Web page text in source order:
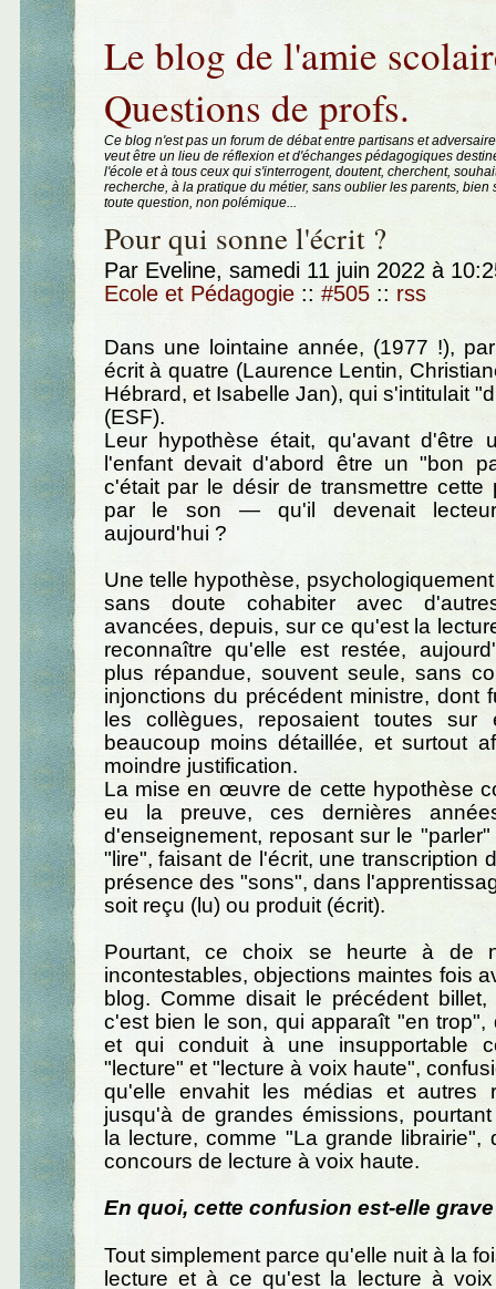
Le blog de l'amie
Questions de profs.
Ce blog n'est pas un forum de débat entre partisans et
veut être un lieu de réflexion et d'échanges pédagogiques
l'école et à tous ceux qui s'interrogent, doutent, cherchent,
recherche, à la pratique du métier, sans oublier les parents, bien
toute question, non polémique...
Pour qui sonne l'écrit ?
Par Eveline, samedi 11 juin 2022 à
Ecole et Pédagogie :: #505 :: rss
Dans une lointaine année, (1977 !),
écrit à quatre (Laurence Lentin,
Hébrard, et Isabelle Jan), qui s'intitulait
(ESF).
Leur hypothèse était, qu'avant d'être
l'enfant devait d'abord être un "bon
c'était par le désir de transmettre
par le son — qu'il devenait
aujourd'hui ?
Une telle hypothèse,
sans doute cohabiter avec
avancées, depuis, sur ce qu'est la
reconnaître qu'elle est restée,
plus répandue, souvent seule, sans
injonctions du précédent ministre, dont
les collègues, reposaient toutes sur
beaucoup moins détaillée, et surtout
moindre justification.
La mise en œuvre de cette hypothèse
eu la preuve, ces dernières
d'enseignement, reposant sur le
"lire", faisant de l'écrit, une transcription
présence des "sons", dans
soit reçu (lu) ou produit (écrit).
Pourtant, ce choix se heurte à de
incontestables, objections maintes fois
blog. Comme disait le précédent
c'est bien le son, qui apparaît "en trop",
et qui conduit à une insupportable
"lecture" et "lecture à voix haute",
qu'elle envahit les médias et autres
jusqu'à de grandes émissions,
la lecture, comme "La grande librairie",
concours de lecture à voix haute.
En quoi, cette confusion est-elle
Tout simplement parce qu'elle nuit à la
lecture et à ce qu'est la lecture à